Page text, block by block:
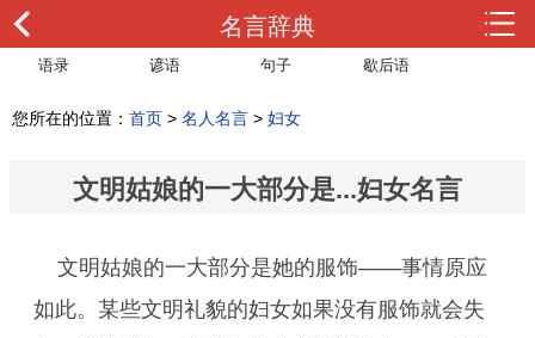
名言辞典
语录 谚语 句子 歇后语
您所在的位置： 首页 > 名人名言 > 妇女
文明姑娘的一大部分是...妇女名言
文明姑娘的一大部分是她的服饰——事情原应
如此。某些文明礼貌的妇女如果没有服饰就会失